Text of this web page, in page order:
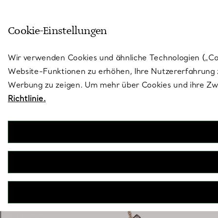
Cookie-Einstellungen
Wir verwenden Cookies und ähnliche Technologien
Website-Funktionen zu erhöhen, Ihre
Werbung zu zeigen. Um mehr über Cookies und ihre
Richtlinie.